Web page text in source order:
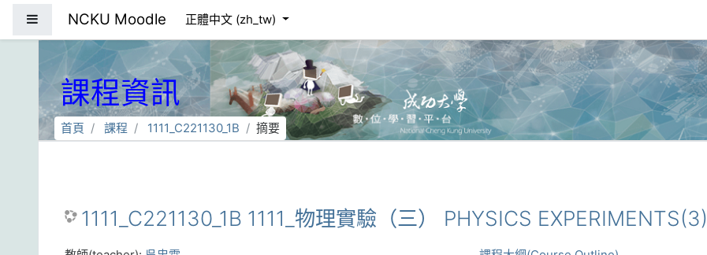
NCKU Moodle 正體中文 ‎(zh_tw)‎
課程資訊
首頁 課程 1111_C221130_1B 摘要
1111_C221130_1B 1111_物理實驗（三） PHYSICS EXPERIMENTS(3)